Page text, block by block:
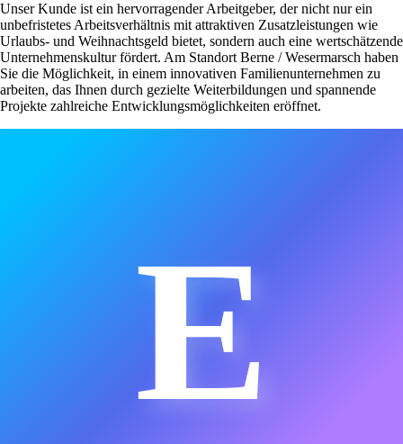
Unser Kunde ist ein hervorragender Arbeitgeber, der nicht nur ein
unbefristetes Arbeitsverhältnis mit attraktiven Zusatzleistungen wie
Urlaubs- und Weihnachtsgeld bietet, sondern auch eine wertschätzende
Unternehmenskultur fördert. Am Standort Berne / Wesermarsch haben
Sie die Möglichkeit, in einem innovativen Familienunternehmen zu
arbeiten, das Ihnen durch gezielte Weiterbildungen und spannende
Projekte zahlreiche Entwicklungsmöglichkeiten eröffnet.
E